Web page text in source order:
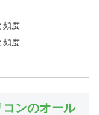
頻度
頻度
ンのオール